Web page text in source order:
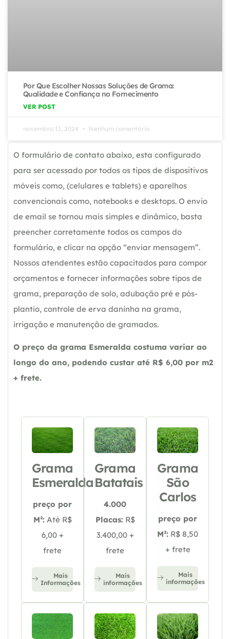
Por Que Escolher Nossas Soluções de Grama:
Qualidade e Confiança no Fornecimento
VER POST
novembro 11, 2024 Nenhum comentário
O formulário de contato abaixo, esta configurado
para ser acessado por todos os tipos de dispositivos
móveis como, (celulares e tablets) e aparelhos
convencionais como, notebooks e desktops. O envio
de email se tornou mais simples e dinâmico, basta
preencher corretamente todos os campos do
formulário, e clicar na opção “enviar mensagem”.
Nossos atendentes estão capacitados para compor
orçamentos e fornecer informações sobre tipos de
grama, preparação de solo, adubação pré e pós-
plantio, controle de erva daninha na grama,
irrigação e manutenção de gramados.
O preço da grama Esmeralda costuma variar ao
longo do ano, podendo custar até R$ 6,00 por m2
+ frete.
Grama
Esmeralda
preço por
M²: Até R$
6,00 +
frete
Mais
Informações
Grama
Batatais
4.000
Placas: R$
3.400,00 +
frete
Mais
informações
Grama
São
Carlos
preço por
M²: R$ 8,50
+ frete
Mais
informações